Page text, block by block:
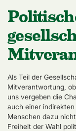
Als Teil der
Mitverantwortung,
uns vergeben die
auch einer
Menschen dazu
Freiheit der Wahl